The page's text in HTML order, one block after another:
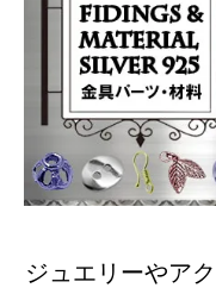
ジュエリーやア